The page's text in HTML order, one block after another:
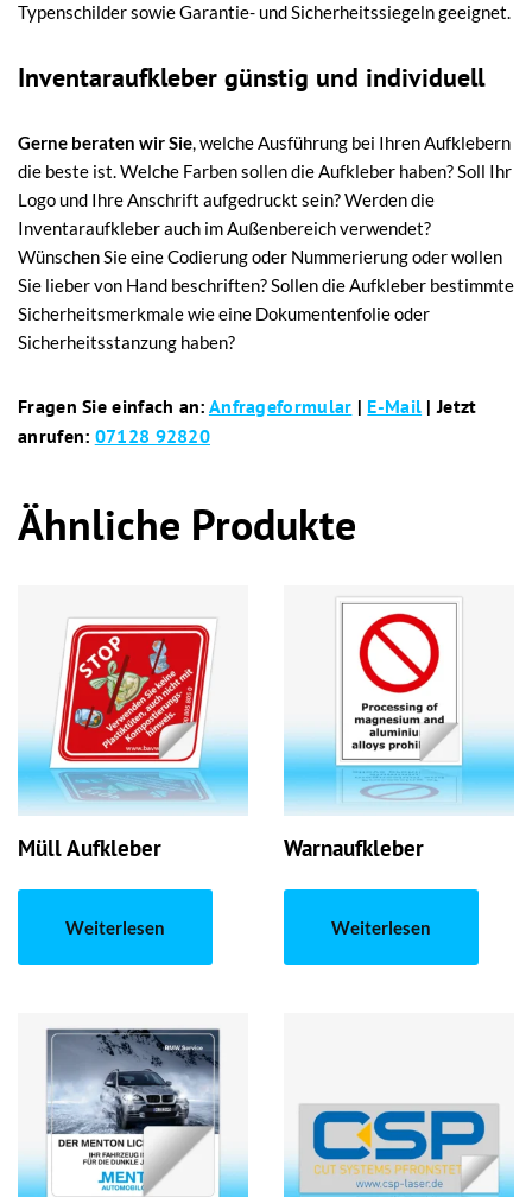
Typenschilder sowie Garantie- und Sicherheitssiegeln geeignet.
Inventaraufkleber günstig und individuell
Gerne beraten wir Sie, welche Ausführung bei Ihren Aufklebern
die beste ist. Welche Farben sollen die Aufkleber haben? Soll Ihr
Logo und Ihre Anschrift aufgedruckt sein? Werden die
Inventaraufkleber auch im Außenbereich verwendet?
Wünschen Sie eine Codierung oder Nummerierung oder wollen
Sie lieber von Hand beschriften? Sollen die Aufkleber bestimmte
Sicherheitsmerkmale wie eine Dokumentenfolie oder
Sicherheitsstanzung haben?
Fragen Sie einfach an: Anfrageformular | E-Mail | Jetzt
anrufen: 07128 92820
Ähnliche Produkte
Müll Aufkleber
Weiterlesen
Warnaufkleber
Weiterlesen